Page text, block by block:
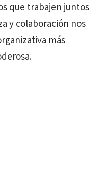
que trabajen juntos
y colaboración nos
más